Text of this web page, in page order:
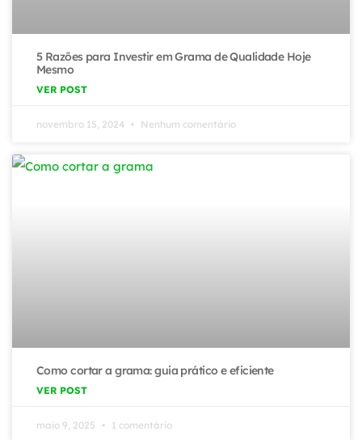
5 Razões para Investir em Grama de Qualidade Hoje
Mesmo
VER POST
novembro 15, 2024 Nenhum comentário
Como cortar a grama: guia prático e eficiente
VER POST
maio 9, 2025 1 comentário